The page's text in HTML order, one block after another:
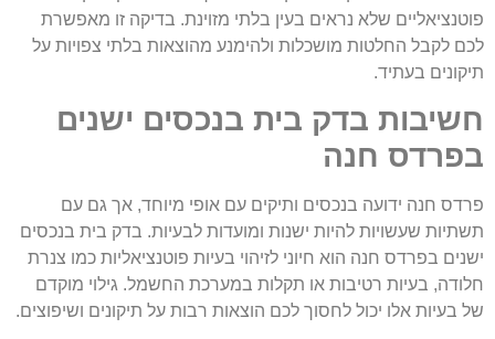
פוטנציאליים שלא נראים בעין בלתי מזוינת. בדיקה זו מאפשרת
לכם לקבל החלטות מושכלות ולהימנע מהוצאות בלתי צפויות על
תיקונים בעתיד.
חשיבות בדק בית בנכסים ישנים
בפרדס חנה
פרדס חנה ידועה בנכסים ותיקים עם אופי מיוחד, אך גם עם
תשתיות שעשויות להיות ישנות ומועדות לבעיות. בדק בית בנכסים
ישנים בפרדס חנה הוא חיוני לזיהוי בעיות פוטנציאליות כמו צנרת
חלודה, בעיות רטיבות או תקלות במערכת החשמל. גילוי מוקדם
של בעיות אלו יכול לחסוך לכם הוצאות רבות על תיקונים ושיפוצים.